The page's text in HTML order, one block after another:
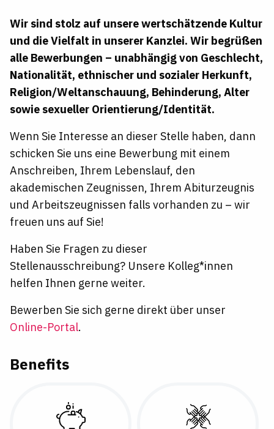
Wir sind stolz auf unsere wertschätzende Kultur
und die Vielfalt in unserer Kanzlei. Wir begrüßen
alle Bewerbungen – unabhängigvon Geschlecht,
Nationalität, ethnischer und sozialer Herkunft,
Religion/Weltanschauung, Behinderung, Alter
sowie sexueller Orientierung/Identität.
Wenn Sie Interesse an dieser Stelle haben, dann
schicken Sie uns eine Bewerbung mit einem
Anschreiben, Ihrem Lebenslauf, den
akademischen Zeugnissen, Ihrem Abiturzeugnis
und Arbeitszeugnissen falls vorhanden zu – wir
freuen uns auf Sie!
Haben Sie Fragen zu dieser
Stellenausschreibung? Unsere Kolleg*innen
helfen Ihnen gerne weiter.
Bewerben Sie sich gerne direkt über unser
Online-Portal.
Benefits